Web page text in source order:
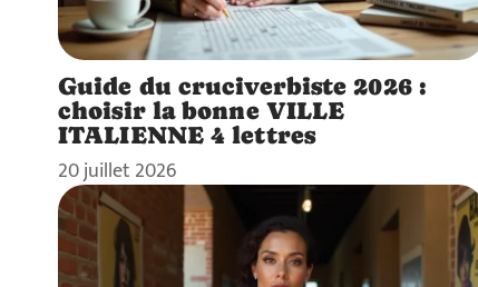
Guide du cruciverbiste 2026 :
choisir la bonne VILLE
ITALIENNE 4 lettres
20 juillet 2026